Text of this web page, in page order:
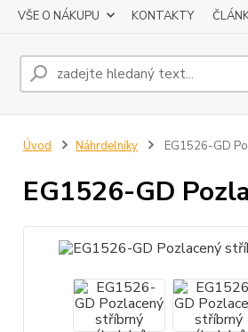
VŠE O NÁKUPU KONTAKTY
Úvod Náhrdelníky EG1526-GD
EG1526-GD